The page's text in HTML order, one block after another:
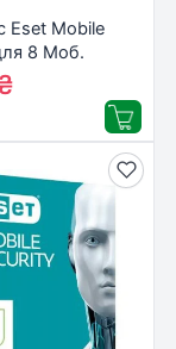
Eset Mobile
8 Моб.
2year